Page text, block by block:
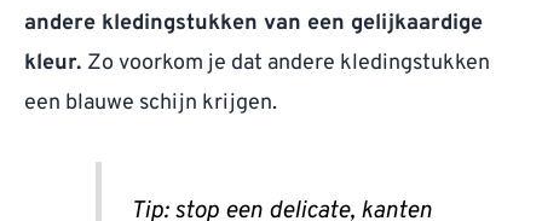
andere kledingstukken van een gelijkaardige
kleur. Zo voorkom je dat andere kledingstukken
een blauwe schijn krijgen.
Tip: stop een delicate, kanten